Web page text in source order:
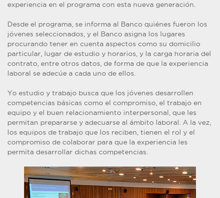
experiencia en el programa con esta nueva generación.
Desde el programa, se informa al Banco quiénes fueron los
jóvenes seleccionados, y el Banco asigna los lugares
procurando tener en cuenta aspectos como su domicilio
particular, lugar de estudio y horarios, y la carga horaria del
contrato, entre otros datos, de forma de que la experiencia
laboral se adecúe a cada uno de ellos.
Yo estudio y trabajo busca que los jóvenes desarrollen
competencias básicas como el compromiso, el trabajo en
equipo y el buen relacionamiento interpersonal, que les
permitan prepararse y adecuarse al ámbito laboral. A la vez,
los equipos de trabajo que los reciben, tienen el rol y el
compromiso de colaborar para que la experiencia les
permita desarrollar dichas competencias.